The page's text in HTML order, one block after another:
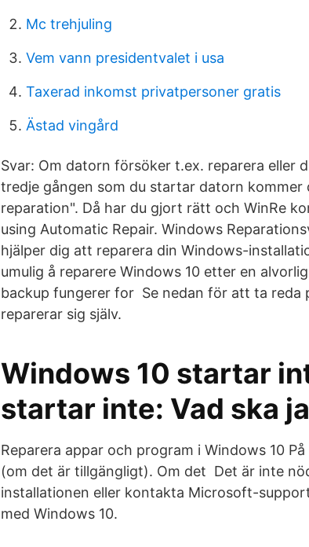
Mc trehjuling
Vem vann presidentvalet i usa
Taxerad inkomst privatpersoner gratis
Ästad vingård
Svar: Om datorn försöker t.ex. reparera eller
tredje gången som du startar datorn
reparation". Då har du gjort rätt och WinRe
using Automatic Repair. Windows
hjälper dig att reparera din Windows-
umulig å reparere Windows 10 etter en
backup fungerer for Se nedan för att ta reda
reparerar sig själv.
Windows 10 startar
startar inte: Vad ska
Reparera appar och program i Windows 10
(om det är tillgängligt). Om det Det är inte
installationen eller kontakta Microsoft-
med Windows 10.